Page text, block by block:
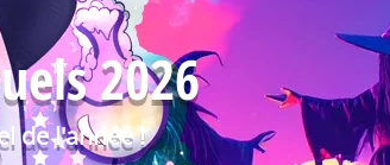
2026
de l'année !